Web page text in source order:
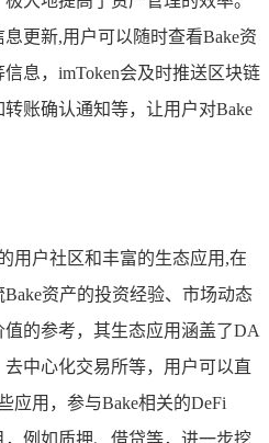
更新,用户可以随时查看Bake资
息，imToken会及时推送区块链
账确认通知等，让用户对Bake
用户社区和丰富的生态应用,在
资产的投资经验、市场动态
的参考，其生态应用涵盖了DA
中心化交易所等，用户可以直
应用，参与Bake相关的DeFi